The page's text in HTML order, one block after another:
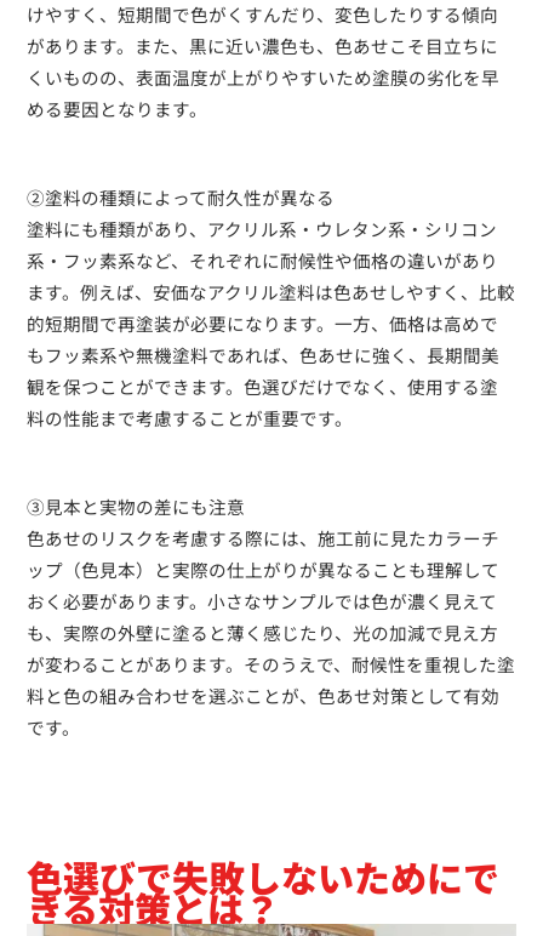
けやすく、短期間で色がくすんだり、変色したりする傾向
があります。また、黒に近い濃色も、色あせこそ目立ちに
くいものの、表面温度が上がりやすいため塗膜の劣化を早
める要因となります。
②塗料の種類によって耐久性が異なる
塗料にも種類があり、アクリル系・ウレタン系・シリコン
系・フッ素系など、それぞれに耐候性や価格の違いがあり
ます。例えば、安価なアクリル塗料は色あせしやすく、比較
的短期間で再塗装が必要になります。一方、価格は高めで
もフッ素系や無機塗料であれば、色あせに強く、長期間美
観を保つことができます。色選びだけでなく、使用する塗
料の性能まで考慮することが重要です。
③見本と実物の差にも注意
色あせのリスクを考慮する際には、施工前に見たカラーチ
ップ（色見本）と実際の仕上がりが異なることも理解して
おく必要があります。小さなサンプルでは色が濃く見えて
も、実際の外壁に塗ると薄く感じたり、光の加減で見え方
が変わることがあります。そのうえで、耐候性を重視した塗
料と色の組み合わせを選ぶことが、色あせ対策として有効
です。
色選びで失敗しないためにで
きる対策とは？